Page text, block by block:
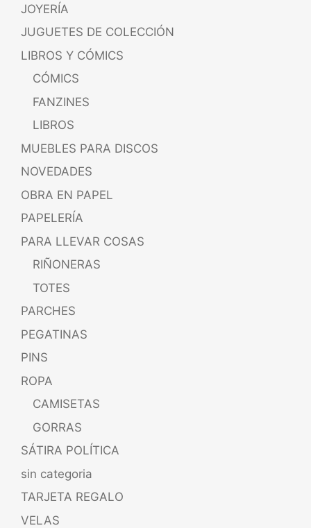
JOYERÍA
JUGUETES DE COLECCIÓN
LIBROS Y CÓMICS
CÓMICS
FANZINES
LIBROS
MUEBLES PARA DISCOS
NOVEDADES
OBRA EN PAPEL
PAPELERÍA
PARA LLEVAR COSAS
RIÑONERAS
TOTES
PARCHES
PEGATINAS
PINS
ROPA
CAMISETAS
GORRAS
SÁTIRA POLÍTICA
sin categoria
TARJETA REGALO
VELAS